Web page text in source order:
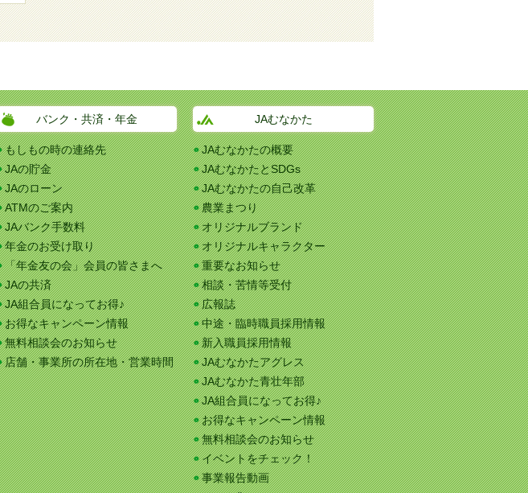
バンク・共済・年金
もしもの時の連絡先
JAの貯金
JAのローン
ATMのご案内
JAバンク手数料
年金のお受け取り
「年金友の会」会員の皆さまへ
JAの共済
JA組合員になってお得♪
お得なキャンペーン情報
無料相談会のお知らせ
店舗・事業所の所在地・営業時間
JAむなかた
JAむなかたの概要
JAむなかたとSDGs
JAむなかたの自己改革
農業まつり
オリジナルブランド
オリジナルキャラクター
重要なお知らせ
相談・苦情等受付
広報誌
中途・臨時職員採用情報
新入職員採用情報
JAむなかたアグレス
JAむなかた青壮年部
JA組合員になってお得♪
お得なキャンペーン情報
無料相談会のお知らせ
イベントをチェック！
事業報告動画